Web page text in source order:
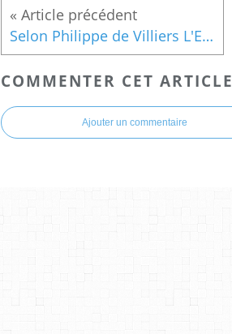
Selon Philippe de Villiers L'Europe c'est le grand Reich sous une autre forme au profit de l'Allemagne
COMMENTER CET ARTICLE
Ajouter un commentaire